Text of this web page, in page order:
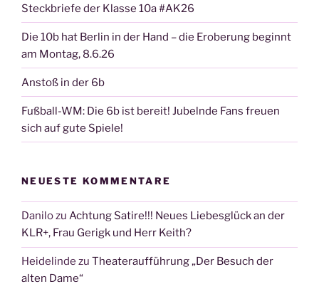
Steckbriefe der Klasse 10a #AK26
Die 10b hat Berlin in der Hand – die Eroberung beginnt
am Montag, 8.6.26
Anstoß in der 6b
Fußball-WM: Die 6b ist bereit! Jubelnde Fans freuen
sich auf gute Spiele!
NEUESTE KOMMENTARE
Danilozu Achtung Satire!!! Neues Liebesglück an der
KLR+, Frau Gerigk und Herr Keith?
Heidelinde zu Theateraufführung „Der Besuch der
alten Dame“